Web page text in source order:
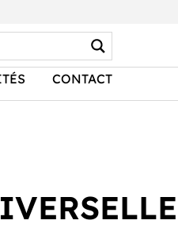
CONTACT